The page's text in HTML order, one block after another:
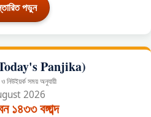
পড়ুন
Panjika)
ও নিউইয়র্ক সময় অনুযায়ী
2026
১৪৩৩ বঙ্গাব্দ